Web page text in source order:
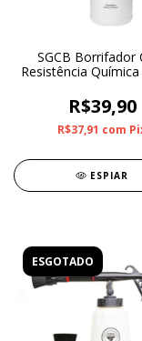
SGCB Borrifador
Resistência
R$39,90
R$37,91 com
ESPIAR
ESGOTADO